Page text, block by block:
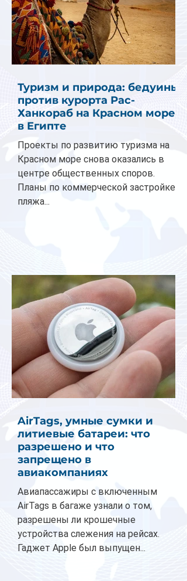
Туризм и природа: бедуины
против курорта Рас-
Ханкораб на Красном море
в Египте
Проекты по развитию туризма на
Красном море снова оказались в
центре общественных споров.
Планы по коммерческой застройке
пляжа...
AirTags, умные сумки и
литиевые батареи: что
разрешено и что
запрещено в
авиакомпаниях
Авиапассажиры с включенным
AirTags в багаже узнали о том,
разрешены ли крошечные
устройства слежения на рейсах.
Гаджет Apple был выпущен...